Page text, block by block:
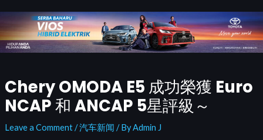
Chery OMODA E5 成功榮獲 Euro
NCAP 和 ANCAP 5星評級～
Leave a Comment/汽车新闻 / ByAdmin J
navigation